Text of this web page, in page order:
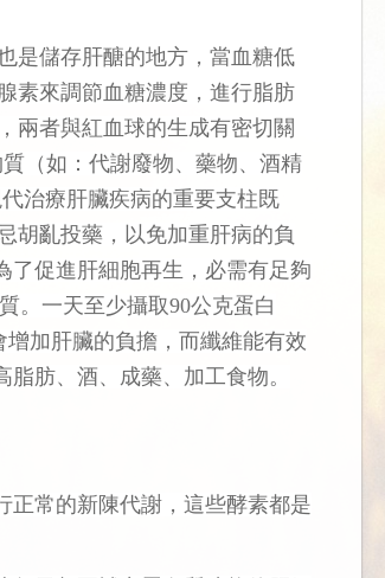
是儲存肝醣的地方，當血糖低
素來調節血糖濃度，進行脂肪
兩者與紅血球的生成有密切關
（如：代謝廢物、藥物、酒精
治療肝臟疾病的重要支柱既
胡亂投藥，以免加重肝病的負
了促進肝細胞再生，必需有足夠
。一天至少攝取90公克蛋白
加肝臟的負擔，而纖維能有效
肪、酒、成藥、加工食物。
正常的新陳代謝，這些酵素都是